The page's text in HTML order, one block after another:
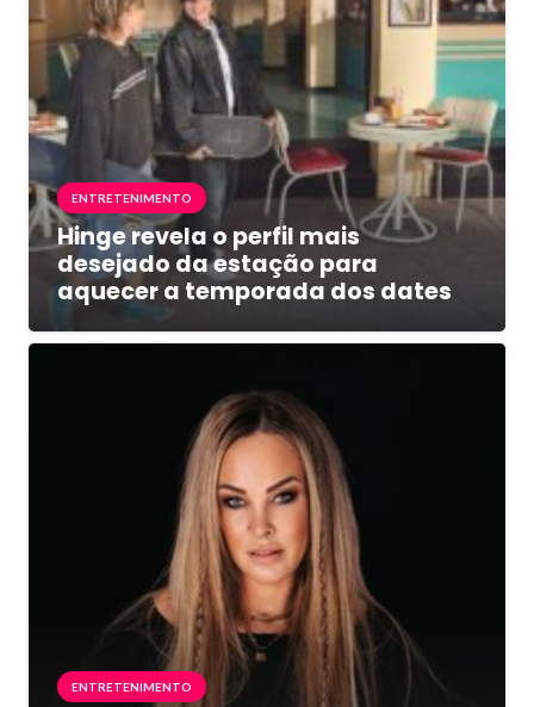
ENTRETENIMENTO
Hinge revela o perfil mais
desejado da estação para
aquecer a temporada dos dates
ENTRETENIMENTO